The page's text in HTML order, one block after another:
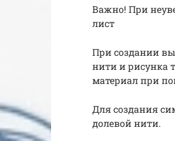
Важно! При
лист
При создании
нити и рисунка
материал при
Для создания
долевой нити.